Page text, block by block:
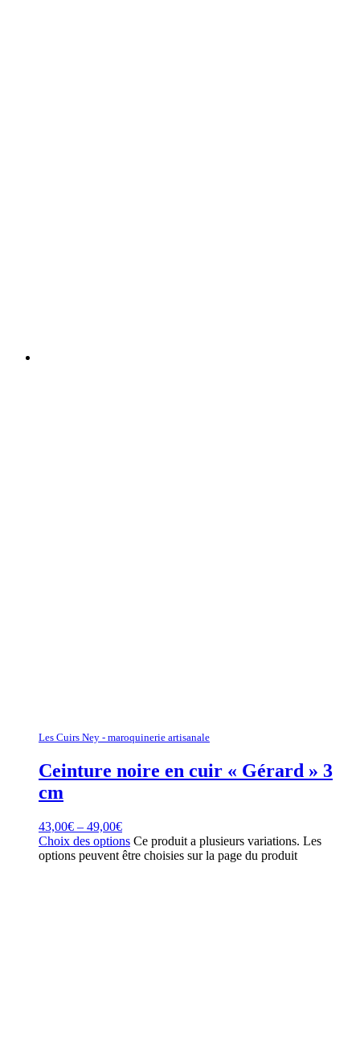
Les Cuirs Ney - maroquinerie artisanale
Ceinture noire en cuir « Gérard » 3
cm
43,00€ – 49,00€
Choix des options Ce produit a plusieurs variations. Les
options peuvent être choisies sur la page du produit